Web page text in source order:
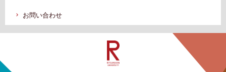
お問い合わせ